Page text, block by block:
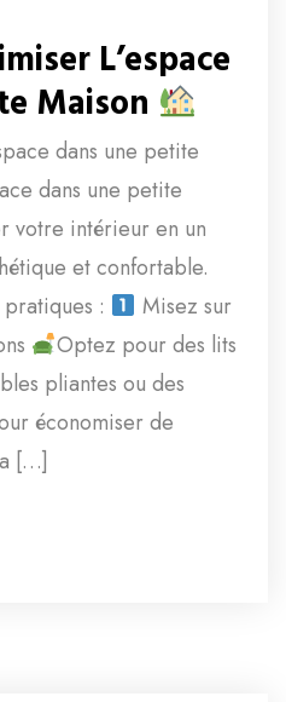
L’espace
Maison
dans une petite
dans une petite
votre intérieur en un
et confortable.
:
Misez sur
Optez pour des lits
pliantes ou des
économiser de
[…]